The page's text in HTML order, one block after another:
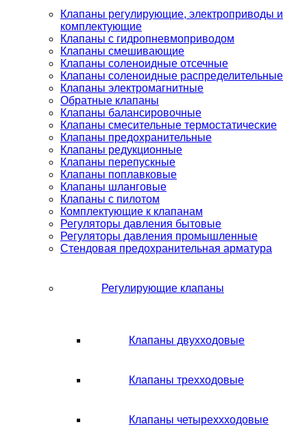
Клапаны регулирующие, электроприводы и
комплектующие
Клапаны с гидропневмоприводом
Клапаны смешивающие
Клапаны соленоидные отсечные
Клапаны соленоидные распределительные
Клапаны электромагнитные
Обратные клапаны
Клапаны балансировочные
Клапаны смесительные термостатические
Клапаны предохранительные
Клапаны редукционные
Клапаны перепускные
Клапаны поплавковые
Клапаны шланговые
Клапаны с пилотом
Комплектующие к клапанам
Регуляторы давления бытовые
Регуляторы давления промышленные
Стендовая предохранительная арматура
Регулирующие клапаны
Клапаны двухходовые
Клапаны трехходовые
Клапаны четыреххходовые